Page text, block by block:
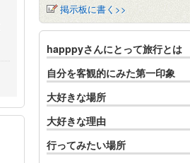
掲示板に書く>>
happpyさんにとって旅行とは
自分を客観的にみた第一印象
大好きな場所
大好きな理由
行ってみたい場所